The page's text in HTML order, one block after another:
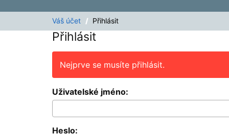
Váš účet Přihlásit
Přihlásit
Nejprve se musíte přihlásit.
Uživatelské jméno:
Heslo: